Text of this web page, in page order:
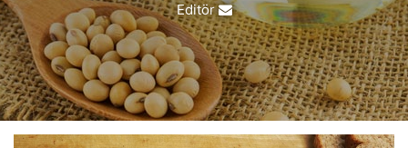
Editör
Send
an
email